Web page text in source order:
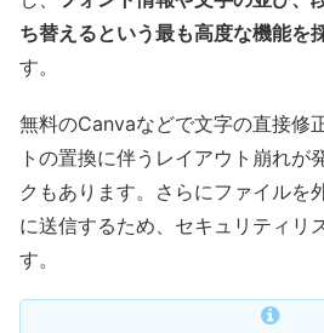
ち替えるという最も高度な機能を
す。
無料のCanvaなどで文字の直接修
トの置換に伴うレイアウト崩れが
クもあります。さらにファイルを
に送信するため、セキュリティリ
す。